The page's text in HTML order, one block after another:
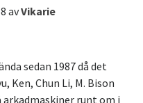
avVikarie
sedan 1987 då det
Ken, Chun Li, M. Bison
arkadmaskiner runt om i